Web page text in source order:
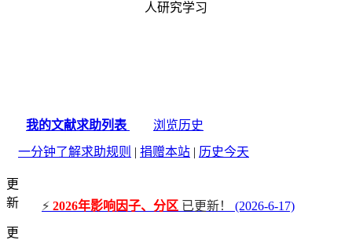
人研究学习
我的文献求助列表
浏览历史
一分钟了解求助规则 | 捐赠本站 | 历史今天
更
新
⚡ 2026年影响因子、分区 已更新！
(2026-6-17)
更